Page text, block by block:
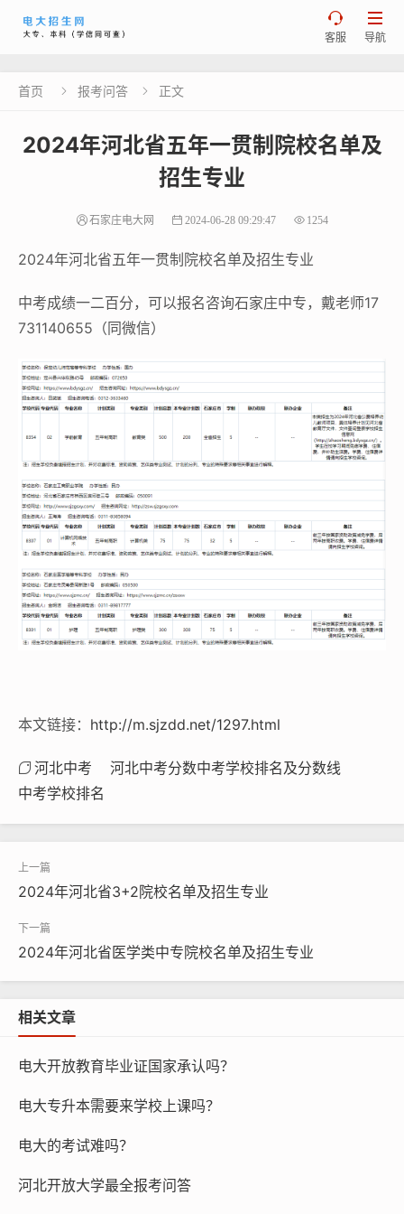

导航

客服
首页  报考问答  正文
2024年河北省五年一贯制院校名单及
招生专业
石家庄电大网 2024-06-28 09:29:47 1254
2024年河北省五年一贯制院校名单及招生专业
中考成绩一二百分，可以报名咨询石家庄中专，戴老师17
731140655（同微信）
本文链接： http://m.sjzdd.net/1297.html
河北中考
河北中考分数中考学校排名及分数线
中考学校排名
2024年河北省3+2院校名单及招生专业
2024年河北省医学类中专院校名单及招生专业
相关文章
电大开放教育毕业证国家承认吗？
电大专升本需要来学校上课吗？
电大的考试难吗？
河北开放大学最全报考问答